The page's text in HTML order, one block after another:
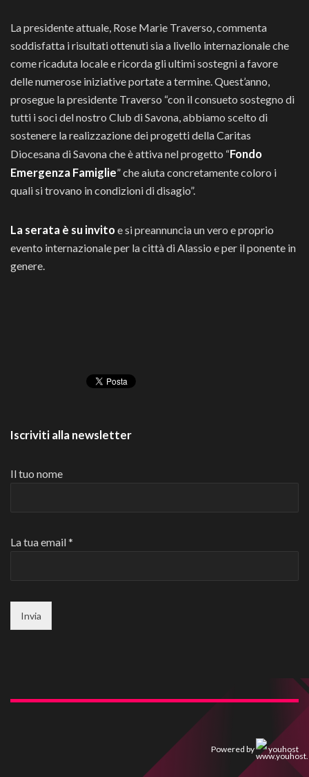
La presidente attuale, Rose Marie Traverso, commenta
soddisfatta i risultati ottenuti sia a livello internazionale che
come ricaduta locale e ricorda gli ultimi sostegni a favore
delle numerose iniziative portate a termine. Quest’anno,
prosegue la presidente Traverso “con il consueto sostegno di
tutti i soci del nostro Club di Savona, abbiamo scelto di
sostenere la realizzazione dei progetti della Caritas
Diocesana di Savona che è attiva nel progetto “Fondo
Emergenza Famiglie” che aiuta concretamente coloro i
quali si trovano in condizioni di disagio”.
La serata è su invitoe si preannuncia un vero e proprio
evento internazionale per la città di Alassio e per il ponente in
genere.
Iscriviti alla newsletter
Il tuo nome
La tua email *
Powered by youhost